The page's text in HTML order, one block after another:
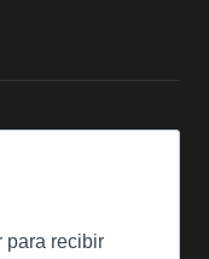
para recibir